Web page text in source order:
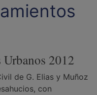
2012
de G. Elias y Muñoz
con